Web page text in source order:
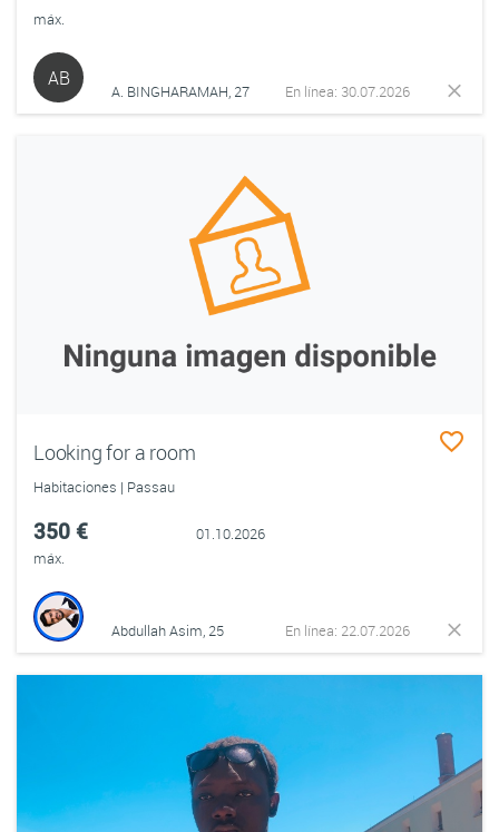
máx.
AB
A. BINGHARAMAH, 27 En línea: 30.07.2026
Looking for a room
Habitaciones | Passau
350 €
máx.
01.10.2026
Abdullah Asim, 25 En línea: 22.07.2026